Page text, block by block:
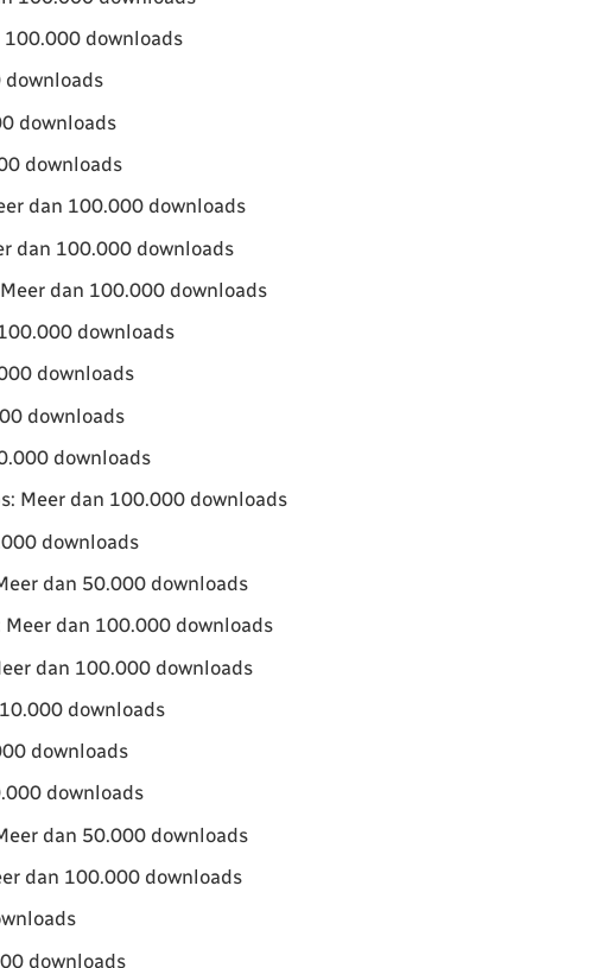
downloads
downloads
downloads
dan 100.000 downloads
dan 100.000 downloads
dan 100.000 downloads
downloads
downloads
downloads
downloads
Meer dan 100.000 downloads
downloads
dan 50.000 downloads
dan 100.000 downloads
dan 100.000 downloads
downloads
downloads
downloads
dan 50.000 downloads
dan 100.000 downloads
downloads